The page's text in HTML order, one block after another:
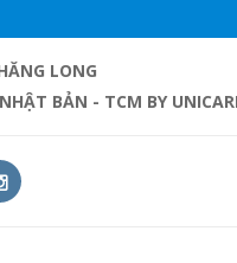
LONG
BẢN - TCM BY